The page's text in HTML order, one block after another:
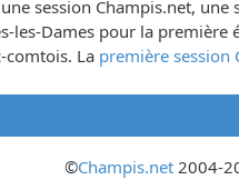
session Champis.net,
les-Dames pour la
comtois. La première session
©Champis.net2004-